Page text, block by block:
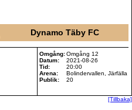
Dynamo Täby FC
Omgång:Omgång 12
Datum:
2021-08-26
Tid:
20:00
Arena:
Bolindervallen, Järfälla
Publik:
20
[Tillbaka]